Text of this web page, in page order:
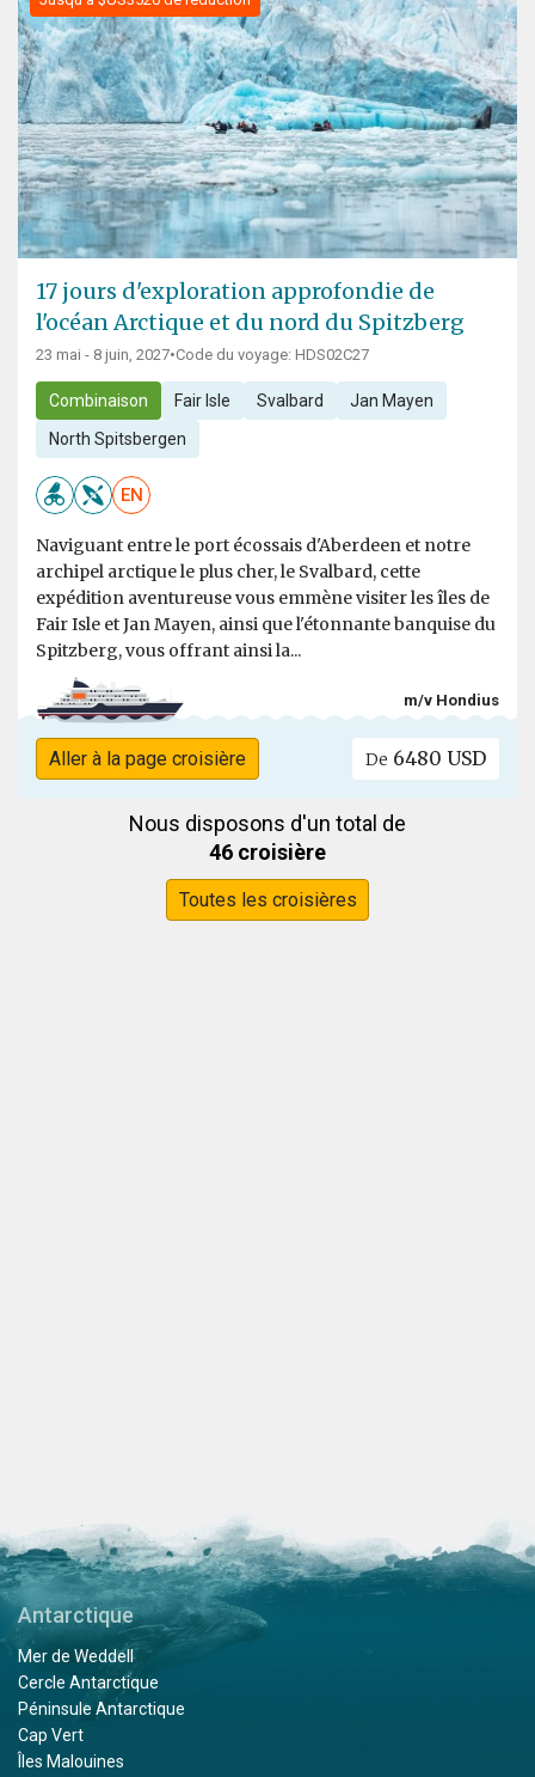
17 jours d'exploration approfondie de
l'océan Arctique et du nord du Spitzberg
23 mai - 8 juin, 2027•Code du voyage: HDS02C27
Combinaison Fair Isle Svalbard Jan Mayen
North Spitsbergen
EN
Naviguant entre le port écossais d'Aberdeen et notre
archipel arctique le plus cher, le Svalbard, cette
expédition aventureuse vous emmène visiter les îles de
Fair Isle et Jan Mayen, ainsi que l'étonnante banquise du
Spitzberg, vous offrant ainsi la...
m/v Hondius
Aller à la page croisière De 6480 USD
Nous disposons d'un total de
46 croisière
Toutes les croisières
Antarctique
Mer de Weddell
Cercle Antarctique
Péninsule Antarctique
Cap Vert
Îles Malouines